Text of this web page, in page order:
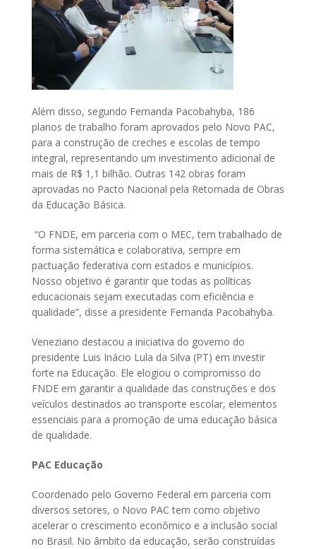
Além disso, segundo Fernanda Pacobahyba, 186
planos de trabalho foram aprovados pelo Novo PAC,
para a construção de creches e escolas de tempo
integral, representando um investimento adicional de
mais de R$ 1,1 bilhão. Outras 142 obras foram
aprovadas no Pacto Nacional pela Retomada de Obras
da Educação Básica.
“O FNDE, em parceria com o MEC, tem trabalhado de
forma sistemática e colaborativa, sempre em
pactuação federativa com estados e municípios.
Nosso objetivo é garantir que todas as políticas
educacionais sejam executadas com eficiência e
qualidade”, disse a presidente Fernanda Pacobahyba.
Veneziano destacou a iniciativa do governo do
presidente Luis Inácio Lula da Silva (PT) em investir
forte na Educação. Ele elogiou o compromisso do
FNDE em garantir a qualidade das construções e dos
veículos destinados ao transporte escolar, elementos
essenciais para a promoção de uma educação básica
de qualidade.
PAC Educação
Coordenado pelo Governo Federal em parceria com
diversos setores, o Novo PAC tem como objetivo
acelerar o crescimento econômico e a inclusão social
no Brasil. No âmbito da educação, serão construídas